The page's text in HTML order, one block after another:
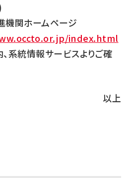
機関ホームページ
index.html
系統情報サービスよりご確
以上